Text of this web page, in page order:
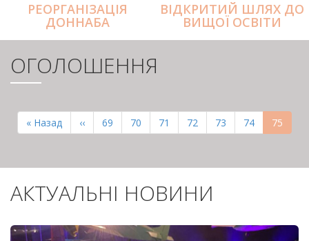
РЕОРГАНІЗАЦІЯ
ДОННАБА
ВІДКРИТИЙ ШЛЯХ ДО
ВИЩОЇ ОСВІТИ
ОГОЛОШЕННЯ
СТОРІНКИ
Перша
сторінка
« Назад
Попередня
сторінка
‹‹ Page
69 Page
70 Page
71 Page
72 Page
73 Page
74 75
АКТУАЛЬНІ НОВИНИ